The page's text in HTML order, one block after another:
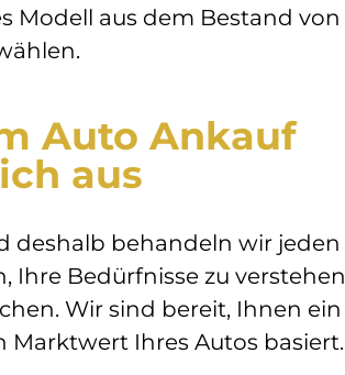
Modell aus dem Bestand von
Auto Ankauf
aus
deshalb behandeln wir jeden
Ihre Bedürfnisse zu verstehen
Wir sind bereit, Ihnen ein
Marktwert Ihres Autos basiert.